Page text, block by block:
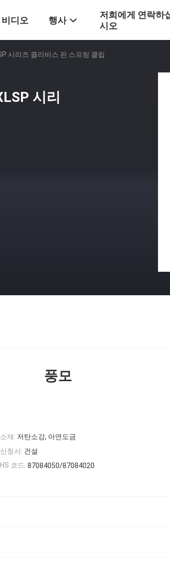
비디오 행사
저희에게 연락하
시오
시리즈 클리비스 핀 스프링 클립
시리
풍모
소재: 저탄소강, 아연도금
신청서: 건설
HS 코드: 87084050/87084020